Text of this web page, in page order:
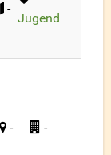
-
Jugend
- -